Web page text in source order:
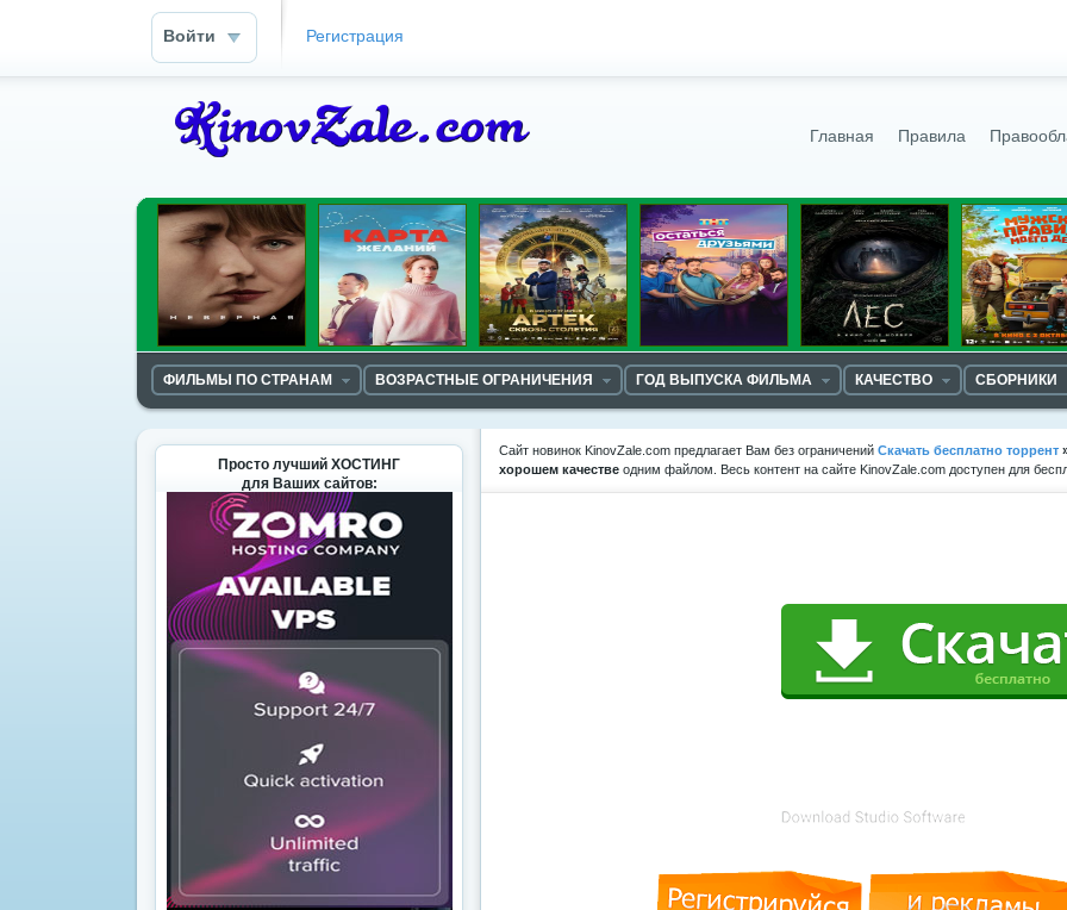
Войти Регистрация
Главная Правила
ФИЛЬМЫ ПО СТРАНАМ ВОЗРАСТНЫЕ ОГРАНИЧЕНИЯ ГОД ВЫПУСКА ФИЛЬМА КАЧЕСТВО СБОРНИКИ
Сайт новинок KinovZale.com предлагает Вам без ограничений Скачать бесплатно торрент
хорошем качестве одним файлом. Весь контент на сайте KinovZale.com доступен для
Просто лучший ХОСТИНГ
для Ваших сайтов: